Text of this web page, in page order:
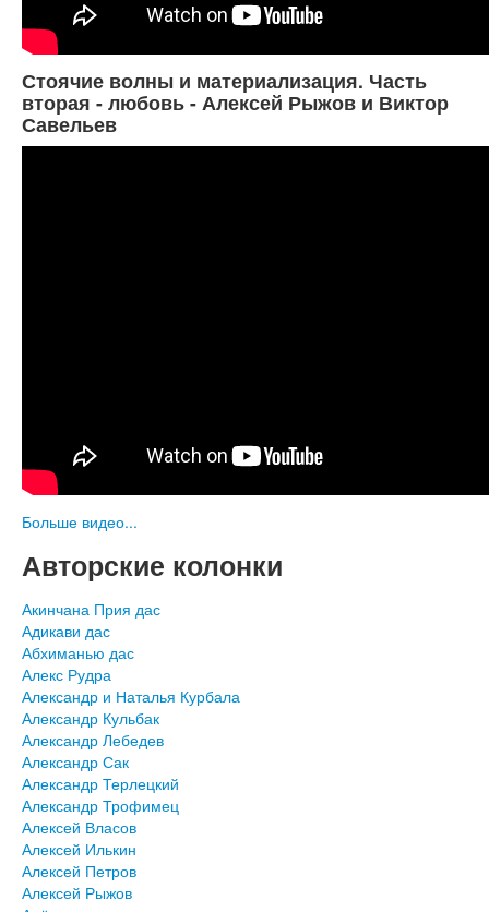
Стоячие волны и материализация. Часть
вторая - любовь - Алексей Рыжов и Виктор
Савельев
Больше видео...
Авторские колонки
Акинчана Прия дас
Адикави дас
Абхиманью дас
Алекс Рудра
Александр и Наталья Курбала
Александр Кульбак
Александр Лебедев
Александр Сак
Александр Терлецкий
Александр Трофимец
Алексей Власов
Алексей Илькин
Алексей Петров
Алексей Рыжов